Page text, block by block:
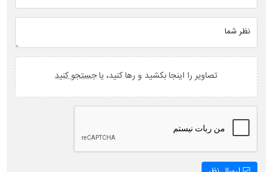
نظر شما
تصاویر را اینجا بکشید و رها کنید، یاجستجو کنید